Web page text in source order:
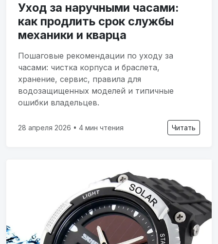
Уход за наручными часами:
как продлить срок службы
механики и кварца
Пошаговые рекомендации по уходу за
часами: чистка корпуса и браслета,
хранение, сервис, правила для
водозащищенных моделей и типичные
ошибки владельцев.
28 апреля 2026 • 4 мин чтения Читать